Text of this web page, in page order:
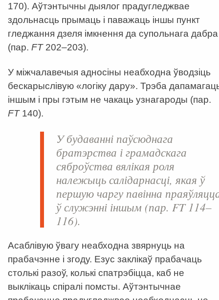
170). Аўтэнтычны дыялог прадугледжвае
здольнасць прымаць і паважаць іншы пункт
гледжання дзеля імкнення да супольнага дабра
(пар. FT202–203).
У міжчалавечыя адносіны неабходна ўводзіць
бескарыслівую «логіку дару». Трэба
іншым і пры гэтым не чакаць узнагароды (пар.
FT140).
У будаванні паўсюднага
братэрства і грамадскага
сяброўства вялікая роля
належыць салідарнасці, якая ў
першую чаргу павінна
ў служэнні іншым (пар. FT114–
116).
Асаблівую ўвагу неабходна звярнуць на
прабачэнне і згоду. Езус заклікаў прабачаць
столькі разоў, колькі спатрэбіцца, каб не
выклікаць спіралі помсты. Аўтэнтычнае